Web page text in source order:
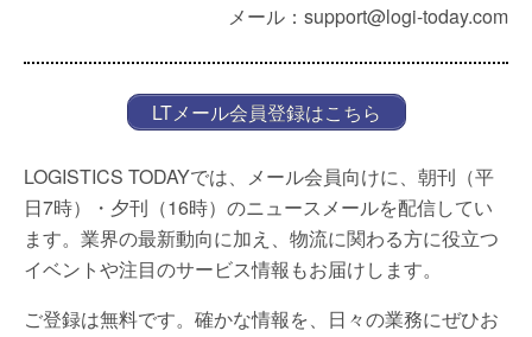
メール：support@logi-today.com
LTメール会員登録はこちら
LOGISTICS TODAYでは、メール会員向けに、朝刊（平
日7時）・夕刊（16時）のニュースメールを配信してい
ます。業界の最新動向に加え、物流に関わる方に役立つ
イベントや注目のサービス情報もお届けします。
ご登録は無料です。確かな情報を、日々の業務にぜひお